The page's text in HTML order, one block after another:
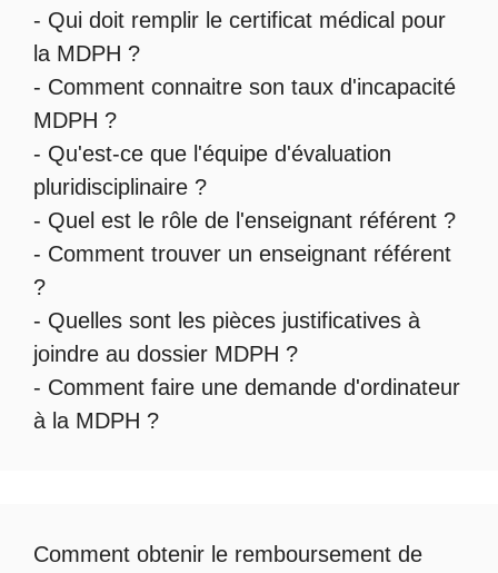
- Qui doit remplir le certificat médical pour
la MDPH ?
- Comment connaitre son taux d'incapacité
MDPH ?
- Qu'est-ce que l'équipe d'évaluation
pluridisciplinaire ?
- Quel est le rôle de l'enseignant référent ?
- Comment trouver un enseignant référent
?
- Quelles sont les pièces justificatives à
joindre au dossier MDPH ?
- Comment faire une demande d'ordinateur
à la MDPH ?
Comment obtenir le remboursement de